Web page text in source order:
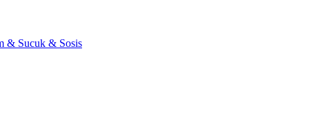
& Sucuk & Sosis